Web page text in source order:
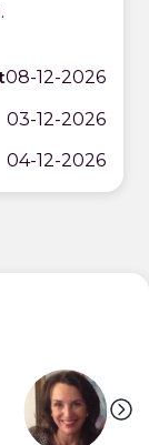
08-12-2026
03-12-2026
04-12-2026